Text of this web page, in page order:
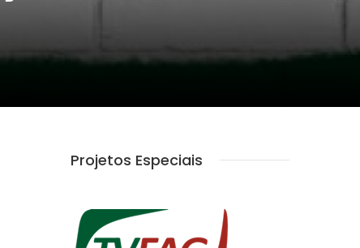
Projetos Especiais